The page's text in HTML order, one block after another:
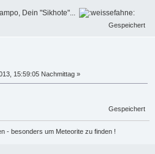
Dein "Sikhote"...
Gespeichert
15:59:05 Nachmittag »
Gespeichert
- besonders um Meteorite zu finden !